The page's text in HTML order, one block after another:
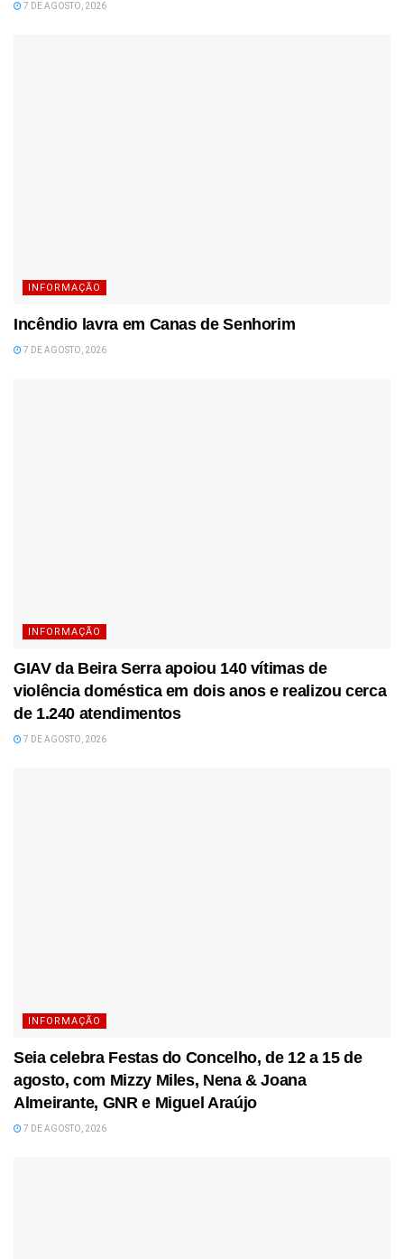
7 DE AGOSTO, 2026
INFORMAÇÃO
Incêndio lavra em Canas de Senhorim
7 DE AGOSTO, 2026
INFORMAÇÃO
GIAV da Beira Serra apoiou 140 vítimas de
violência doméstica em dois anos e realizou cerca
de 1.240 atendimentos
7 DE AGOSTO, 2026
INFORMAÇÃO
Seia celebra Festas do Concelho, de 12 a 15 de
agosto, com Mizzy Miles, Nena & Joana
Almeirante, GNR e Miguel Araújo
7 DE AGOSTO, 2026